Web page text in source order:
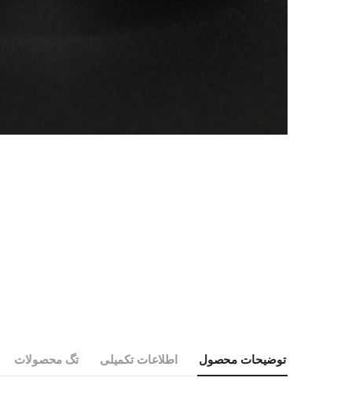
توضیحات محصول اطلاعات تکمیلی تگ محصولات